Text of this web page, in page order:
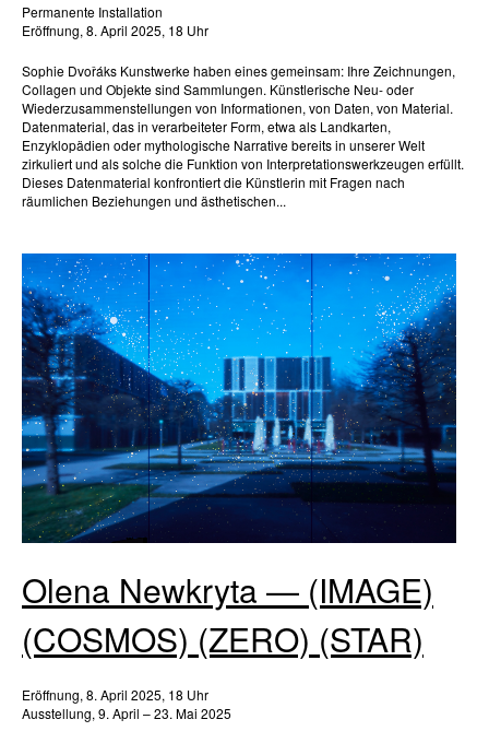
Permanente Installation
Eröffnung, 8. April 2025, 18 Uhr
Sophie Dvořáks Kunstwerke haben eines gemeinsam: Ihre Zeichnungen,
Collagen und Objekte sind Sammlungen. Künstlerische Neu- oder
Wiederzusammenstellungen von Informationen, von Daten, von Material.
Datenmaterial, das in verarbeiteter Form, etwa als Landkarten,
Enzyklopädien oder mythologische Narrative bereits in unserer Welt
zirkuliert und als solche die Funktion von Interpretationswerkzeugen erfüllt.
Dieses Datenmaterial konfrontiert die Künstlerin mit Fragen nach
räumlichen Beziehungen und ästhetischen...
Olena Newkryta — (IMAGE)
(COSMOS) (ZERO) (STAR)
Eröffnung, 8. April 2025, 18 Uhr
Ausstellung, 9. April – 23. Mai 2025